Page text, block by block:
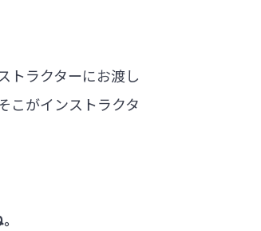
トラクターにお渡し
こがインストラクタ